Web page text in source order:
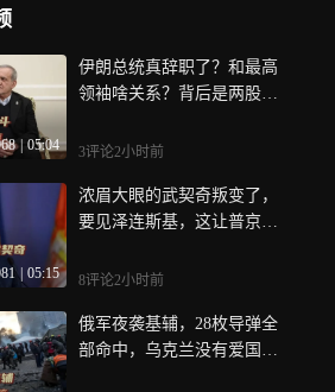
05:04
伊朗总统真辞职了？和最高
领袖啥关系？背后是两股势
3评论2小时前
05:15
浓眉大眼的武契奇叛变了，
要见泽连斯基，这让普京情
8评论2小时前
俄军夜袭基辅，28枚导弹全
部命中，乌克兰没有爱国